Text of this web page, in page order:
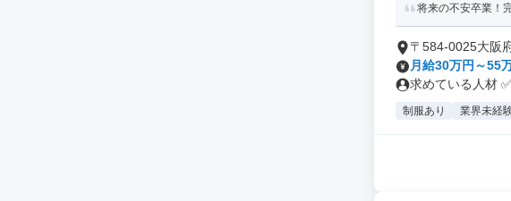
将来の不安卒業！
〒584-0025大阪
月給30万円～55
求めている人材
制服あり 業界未経